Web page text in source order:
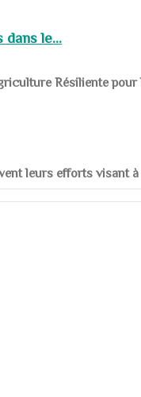
dans le...
Résiliente
leurs efforts visant